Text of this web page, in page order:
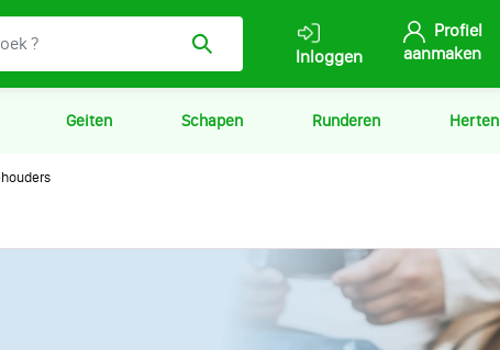
Inloggen
Profiel
aanmaken
Geiten Schapen Runderen Herten